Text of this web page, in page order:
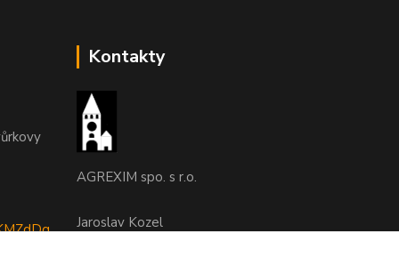
Kontakty
AGREXIM spo. s r.o.
Jaroslav Kozel